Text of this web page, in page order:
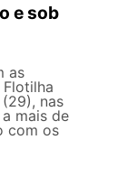
e sob
as
nas
mais de
com os